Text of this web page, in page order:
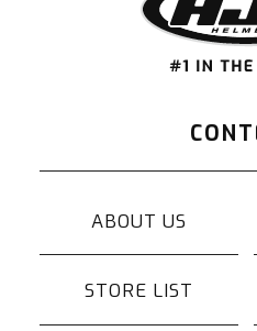
ABOUT US
STORE LIST